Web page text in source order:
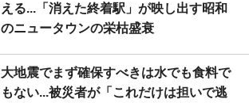
える...「消えた終着駅」が映し出す昭和
のニュータウンの栄枯盛衰
大地震でまず確保すべきは水でも食料で
もない...被災者が「これだけは担いで逃